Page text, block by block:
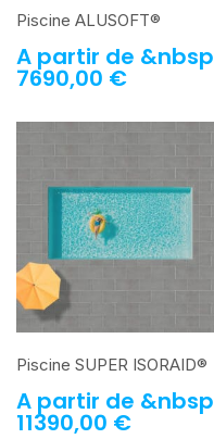
Piscine ALUSOFT®
A partir de &nbsp
7690,00 €
Piscine SUPER ISORAID®
A partir de &nbsp
11390,00 €